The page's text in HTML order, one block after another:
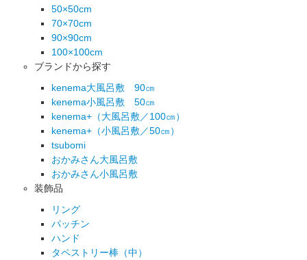
50×50cm
70×70cm
90×90cm
100×100cm
ブランドから探す
kenema大風呂敷 90㎝
kenema小風呂敷 50㎝
kenema+（大風呂敷／100㎝）
kenema+（小風呂敷／50㎝）
tsubomi
おかみさん大風呂敷
おかみさん小風呂敷
装飾品
リング
パッチン
ハンド
タペストリー棒（中）